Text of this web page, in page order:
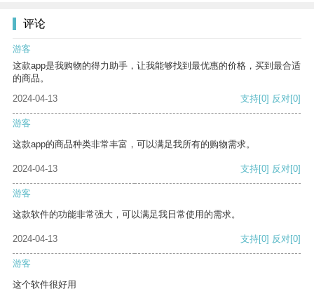
评论
游客
这款app是我购物的得力助手，让我能够找到最优惠的价格，买到最合适
的商品。
2024-04-13
支持[0] 反对[0]
游客
这款app的商品种类非常丰富，可以满足我所有的购物需求。
2024-04-13 支持[0] 反对[0]
游客
这款软件的功能非常强大，可以满足我日常使用的需求。
2024-04-13 支持[0] 反对[0]
游客
这个软件很好用